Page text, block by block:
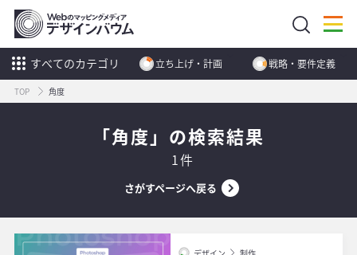
すべてのカテゴリ 立ち上げ・計画 戦略・要件定義
TOP 角度
「角度」の検索結果
1件
さがすページへ戻る